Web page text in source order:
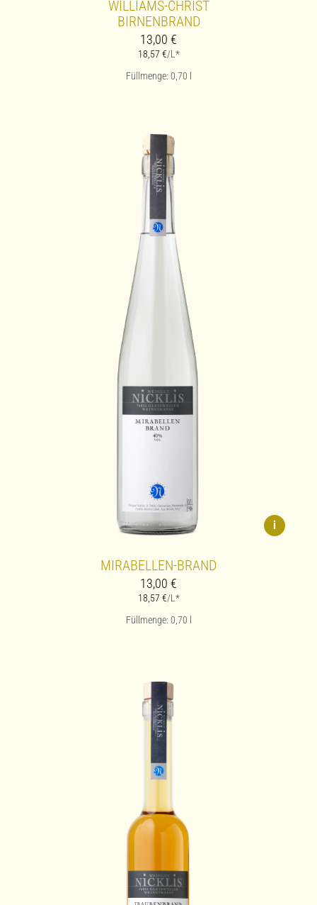
WILLIAMS-CHRIST
BIRNENBRAND
13,00 €
18,57 €/L*
Füllmenge: 0,70
i
MIRABELLEN-BRAND
13,00 €
18,57 €/L*
Füllmenge: 0,70